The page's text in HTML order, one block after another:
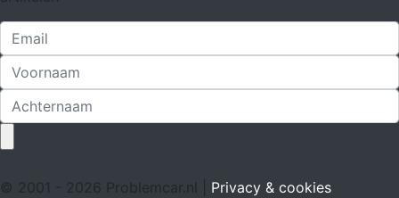
© 2001 - 2026 Problemcar.nl | Privacy & cookies